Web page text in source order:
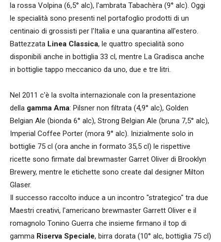
la rossa Volpina (6,5° alc), l'ambrata Tabachèra (9° alc). Oggi
le specialità sono presenti nel portafoglio prodotti di un
centinaio di grossisti per l'Italia e una quarantina all'estero.
Battezzata Linea Classica, le quattro specialità sono
disponibili anche in bottiglia 33 cl, mentre La Gradisca anche
in bottiglie tappo meccanico da uno, due e tre litri.
Nel 2011 c'è la svolta internazionale con la presentazione
della gamma Ama: Pilsner non filtrata (4,9° alc), Golden
Belgian Ale (bionda 6° alc), Strong Belgian Ale (bruna 7,5° alc),
Imperial Coffee Porter (mora 9° alc). Inizialmente solo in
bottiglie 75 cl (ora anche in formato 35,5 cl) le rispettive
ricette sono firmate dal brewmaster Garret Oliver di Brooklyn
Brewery, mentre le etichette sono create dal designer Milton
Glaser.
Il successo raccolto induce a un incontro "strategico" tra due
Maestri creativi, l'americano brewmaster Garrett Oliver e il
romagnolo Tonino Guerra che insieme firmano il top di
gamma Riserva Speciale, birra dorata (10° alc, bottiglia 75 cl)